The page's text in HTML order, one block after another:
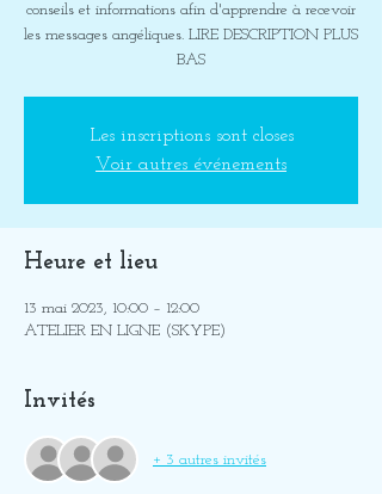
conseils et informations afin d'apprendre à recevoir
les messages angéliques. LIRE DESCRIPTION PLUS
BAS
Les inscriptions sont closes
Voir autres événements
Heure et lieu
13 mai 2023, 10:00 – 12:00
ATELIER EN LIGNE (SKYPE)
Invités
+ 3 autres invités